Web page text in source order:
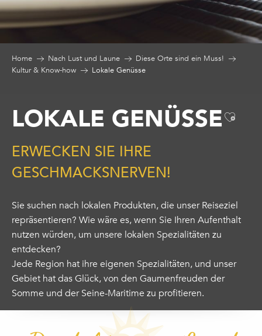
Home Nach Lust und Laune
Diese Orte sind ein Muss!
Kultur & Know-how
Lokale Genüsse
LOKALE GENÜSSE
ERWECKEN SIE IHRE
GESCHMACKSNERVEN!
Sie suchen nach lokalen Produkten, die unser Reiseziel
repräsentieren? Wie wäre es, wenn Sie Ihren Aufenthalt
nutzen würden, um unsere lokalen Spezialitäten zu
entdecken?
Jede Region hat ihre eigenen Spezialitäten, und unser
Gebiet hat das Glück, von den Gaumenfreuden der
Somme und der Seine-Maritime zu profitieren.